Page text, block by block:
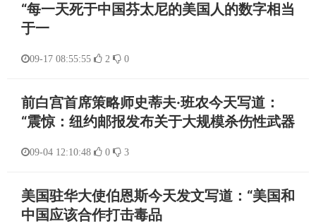
“每一天死于中国芬太尼的美国人的数字相当
于一
09-17 08:55:55 2 0
前白宫首席策略师史蒂夫·班农今天写道：
“震惊：纽约邮报发布关于大规模杀伤性武器
09-04 12:10:48 0 3
美国驻华大使伯恩斯今天发文写道：“美国和
中国应该合作打击毒品